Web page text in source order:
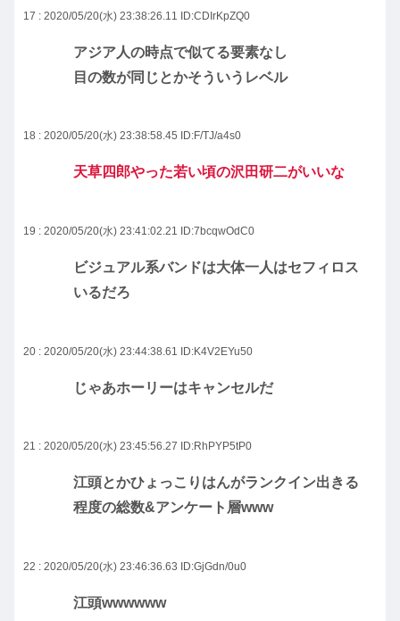
17 : 2020/05/20(水) 23:38:26.11 ID:CDIrKpZQ0
アジア人の時点で似てる要素なし
目の数が同じとかそういうレベル
18 : 2020/05/20(水) 23:38:58.45 ID:F/TJ/a4s0
天草四郎やった若い頃の沢田研二がいいな
19 : 2020/05/20(水) 23:41:02.21 ID:7bcqwOdC0
ビジュアル系バンドは大体一人はセフィロス
いるだろ
20 : 2020/05/20(水) 23:44:38.61 ID:K4V2EYu50
じゃあホーリーはキャンセルだ
21 : 2020/05/20(水) 23:45:56.27 ID:RhPYP5tP0
江頭とかひょっこりはんがランクイン出きる
程度の総数&アンケート層www
22 : 2020/05/20(水) 23:46:36.63 ID:GjGdn/0u0
江頭wwwwww